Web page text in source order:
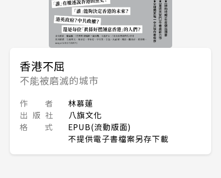
香港不屈
不能被磨滅的城市
作 者
林慕蓮
出 版 社
八旗文化
格 式
EPUB(流動版面)
不提供電子書檔案另存下載